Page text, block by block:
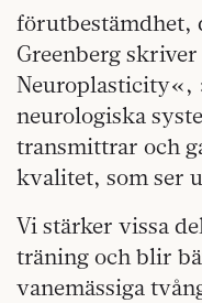
förutbestämdhet,
Greenberg
Neuroplasticity«,
neurologiska
transmittrar och
kvalitet, som ser
Vi stärker vissa
träning och blir
vanemässiga